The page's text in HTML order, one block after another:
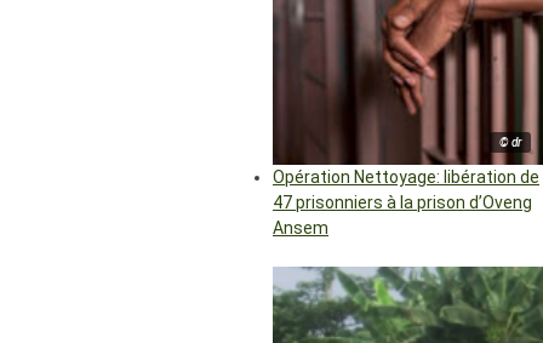
© dr
Opération Nettoyage: libération de
47 prisonniers à la prison d’Oveng
Ansem